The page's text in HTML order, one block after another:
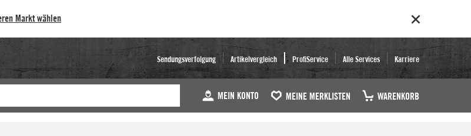
Markt wählen
Sendungsverfolgung Artikelvergleich ProfiService Alle Services Karriere
MEIN KONTO MEINE MERKLISTEN WARENKORB